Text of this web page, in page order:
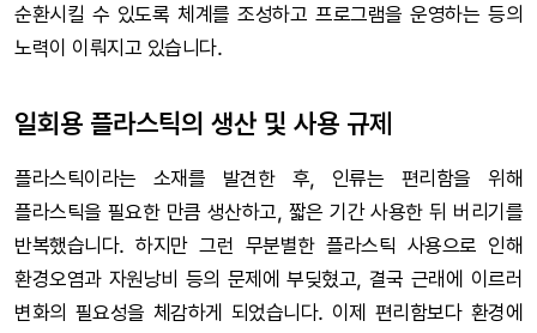
순환시킬 수 있도록 체계를 조성하고 프로그램을 운영하는 등의
노력이 이뤄지고 있습니다.
일회용 플라스틱의 생산 및 사용 규제
플라스틱이라는 소재를 발견한 후, 인류는 편리함을 위해
플라스틱을 필요한 만큼 생산하고, 짧은 기간 사용한 뒤 버리기를
반복했습니다. 하지만 그런 무분별한 플라스틱 사용으로 인해
환경오염과 자원낭비 등의 문제에 부딪혔고, 결국 근래에 이르러
변화의 필요성을 체감하게 되었습니다. 이제 편리함보다 환경에